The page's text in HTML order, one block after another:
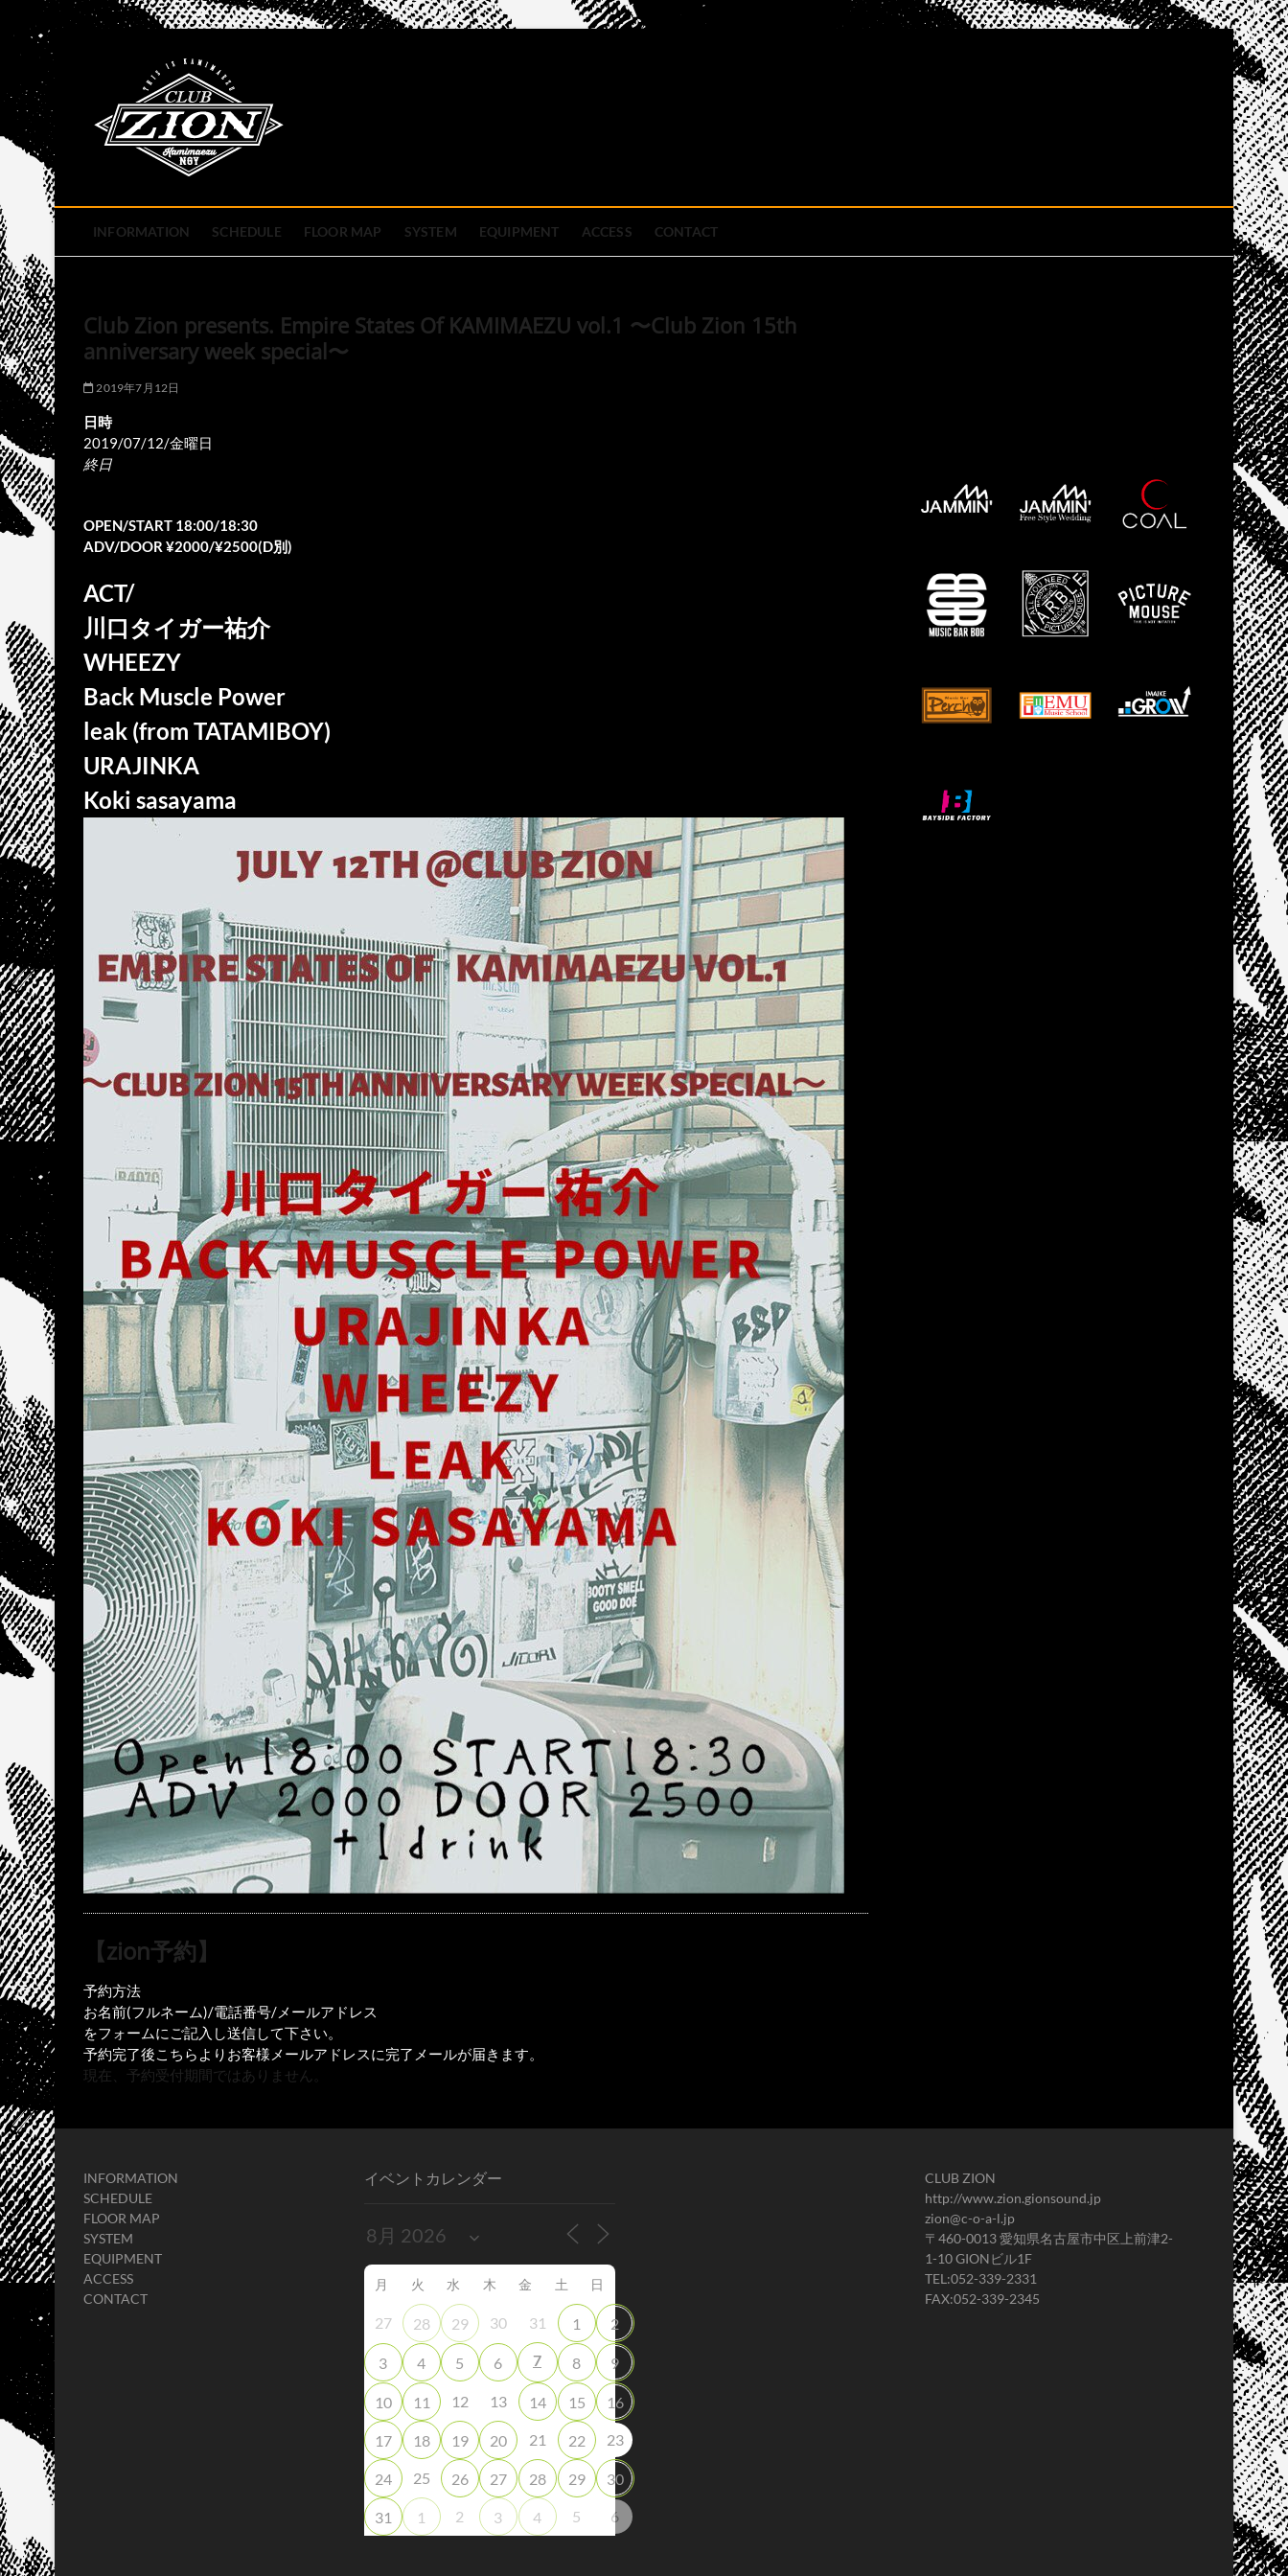
content
INFORMATION SCHEDULE FLOOR MAP SYSTEM EQUIPMENT ACCESS CONTACT
Club Zion presents. Empire States Of KAMIMAEZU vol.1 〜Club Zion 15th
anniversary week special〜
2019年7月12日
日時
2019/07/12/金曜日
終日
OPEN/START 18:00/18:30
ADV/DOOR ¥2000/¥2500(D別)
ACT/
川口タイガー祐介
WHEEZY
Back Muscle Power
leak (from TATAMIBOY)
URAJINKA
Koki sasayama
【zion予約】
予約方法
お名前(フルネーム)/電話番号/メールアドレス
をフォームにご記入し送信して下さい。
予約完了後こちらよりお客様メールアドレスに完了メールが届きます。
現在、予約受付期間ではありません。
INFORMATION
SCHEDULE
FLOOR MAP
SYSTEM
EQUIPMENT
ACCESS
CONTACT
イベントカレンダー
月 火 水 木 金 土 日
27 28 29 30 31 1 2
3 4 5 6 7 8 9
10 11 12 13 14 15 16
17 18 19 20 21 22 23
24 25 26 27 28 29 30
31 1 2 3 4 5 6
CLUB ZION
http://www.zion.gionsound.jp
zion@c-o-a-l.jp
〒460-0013 愛知県名古屋市中区上前津2-
1-10 GIONビル1F
TEL:052-339-2331
FAX:052-339-2345